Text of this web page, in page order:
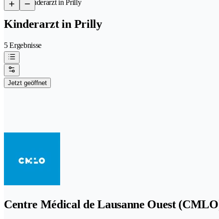
/Kinderarzt in Prilly
Kinderarzt in Prilly
5 Ergebnisse
Jetzt geöffnet
Centre Médical de Lausanne Ouest